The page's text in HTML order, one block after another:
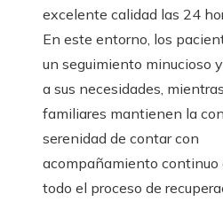
excelente calidad las 24
En este entorno, los
un seguimiento minucioso
a sus necesidades,
familiares mantienen la
serenidad de contar con
acompañamiento continuo
todo el proceso de